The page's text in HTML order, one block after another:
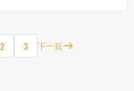
2 3 下一頁